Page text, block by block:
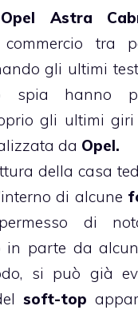
Astra
tra
gli ultimi
spia hanno
gli ultimi giri
da Opel.
della casa
di alcune
di
in parte da
si può già
soft-top